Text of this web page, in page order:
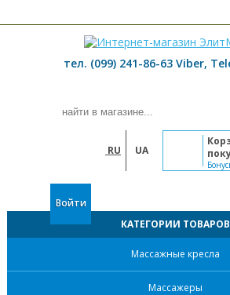
тел. (099) 241-86-63 Viber,
RU UA
Войти
КАТЕГОРИИ ТОВАРОВ
Массажные кресла
Массажеры